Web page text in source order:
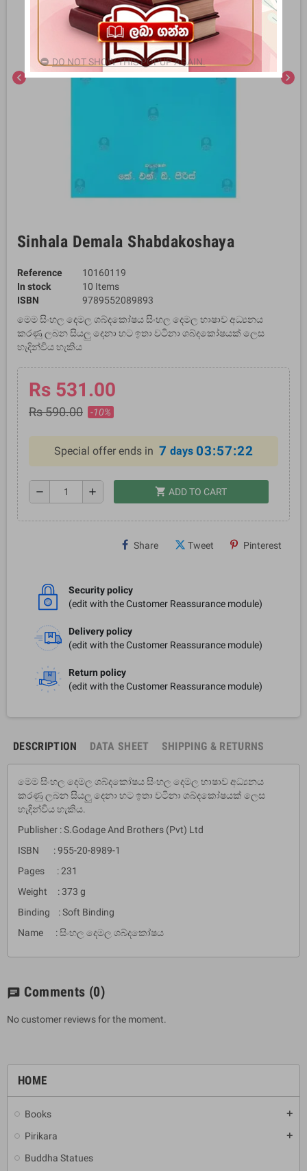
HOME
Books add
Pirikara add
Buddha Statues
chevron_left chevron_right
Sinhala Demala Shabdakoshaya
Reference
10160119
In stock
10 Items
ISBN
9789552089893
මෙම සිංහල දෙමල ශබ්දකෝෂය සිංහල දෙමල භාෂාව අධ්‍යනය
කරණු ලබන සියලු දෙනා හට ඉතා වටිනා ශබ්දකෝෂයක් ලෙස
හැදින්විය හැකිය
Rs 531.00
Rs 590.00 -10%
Special offer ends in 7 days 03:57:21
remove add shopping_cart ADD TO CART
Share Tweet Pinterest
Security policy
(edit with the Customer Reassurance module)
Delivery policy
(edit with the Customer Reassurance module)
Return policy
(edit with the Customer Reassurance module)
DESCRIPTION DATA SHEET SHIPPING & RETURNS
මෙම සිංහල දෙමල ශබ්දකෝෂය සිංහල දෙමල භාෂාව අධ්‍යනය
කරණු ලබන සියලු දෙනා හට ඉතා වටිනා ශබ්දකෝෂයක් ලෙස
හැදින්විය හැකිය.
Publisher : S.Godage And Brothers (Pvt) Ltd
ISBN : 955-20-8989-1
Pages : 231
Weight : 373 g
Binding : Soft Binding
Name : සිංහල දෙමල ශබ්දකෝෂය
chat Comments (0)
No customer reviews for the moment.
DO NOT SHOW THIS POPUP AGAIN.